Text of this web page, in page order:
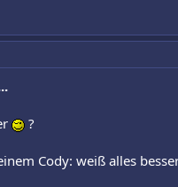
?
Cody: weiß alles